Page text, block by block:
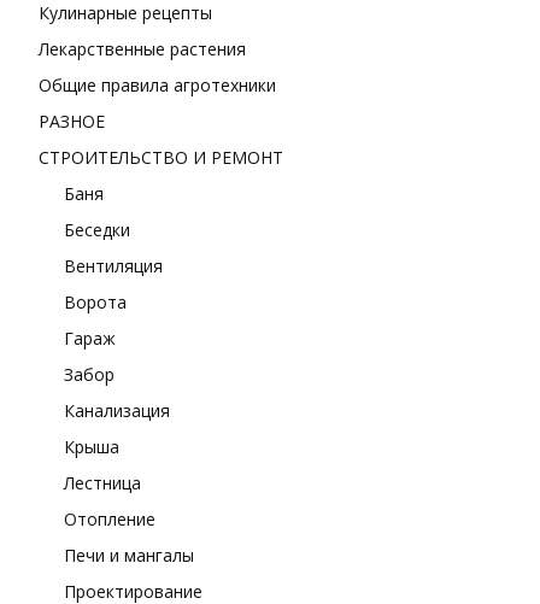
Кулинарные рецепты
Лекарственные растения
Общие правила агротехники
РАЗНОЕ
СТРОИТЕЛЬСТВО И РЕМОНТ
Баня
Беседки
Вентиляция
Ворота
Гараж
Забор
Канализация
Крыша
Лестница
Отопление
Печи и мангалы
Проектирование